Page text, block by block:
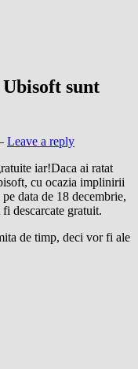
sunt
Leave a reply
Daca ai ratat
cu ocazia implinirii
data de 18 decembrie,
descarcate gratuit.
de timp, deci vor fi ale